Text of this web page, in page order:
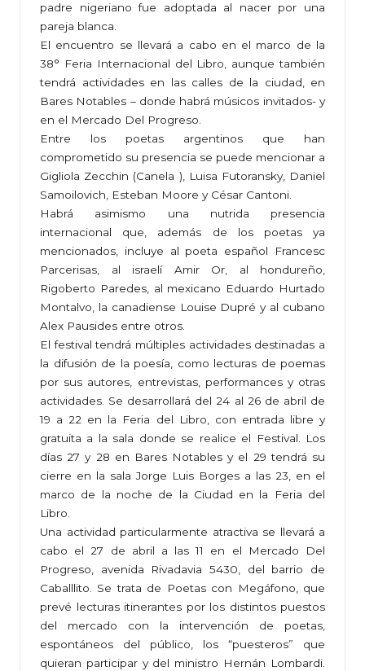
padre nigeriano fue adoptada al nacer por una
pareja blanca.
El encuentro se llevará a cabo en el marco de la
38° Feria Internacional del Libro, aunque también
tendrá actividades en las calles de la ciudad, en
Bares Notables – donde habrá músicos invitados- y
en el Mercado Del Progreso.
Entre los poetas argentinos que han
comprometido su presencia se puede mencionar a
Gigliola Zecchin (Canela ), Luisa Futoransky, Daniel
Samoilovich, Esteban Moore y César Cantoni.
Habrá asimismo una nutrida presencia
internacional que, además de los poetas ya
mencionados, incluye al poeta español Francesc
Parcerisas, al israelí Amir Or, al hondureño,
Rigoberto Paredes, al mexicano Eduardo Hurtado
Montalvo, la canadiense Louise Dupré y al cubano
Alex Pausides entre otros.
El festival tendrá múltiples actividades destinadas a
la difusión de la poesía, como lecturas de poemas
por sus autores, entrevistas, performances y otras
actividades. Se desarrollará del 24 al 26 de abril de
19 a 22 en la Feria del Libro, con entrada libre y
gratuita a la sala donde se realice el Festival. Los
días 27 y 28 en Bares Notables y el 29 tendrá su
cierre en la sala Jorge Luis Borges a las 23, en el
marco de la noche de la Ciudad en la Feria del
Libro.
Una actividad particularmente atractiva se llevará a
cabo el 27 de abril a las 11 en el Mercado Del
Progreso, avenida Rivadavia 5430, del barrio de
Caballlito. Se trata de Poetas con Megáfono, que
prevé lecturas itinerantes por los distintos puestos
del mercado con la intervención de poetas,
espontáneos del público, los “puesteros” que
quieran participar y del ministro Hernán Lombardi.